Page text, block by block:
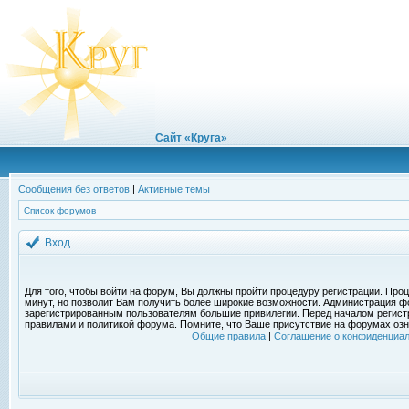
Сайт «Круга»
Сообщения без ответов | Активные темы
Список форумов
Вход
Для того, чтобы войти на форум, Вы должны пройти процедуру регистрации.
минут, но позволит Вам получить более широкие возможности. Администрация
зарегистрированным пользователям большие привилегии. Перед началом
правилами и политикой форума. Помните, что Ваше присутствие на форумах
Общие правила| Соглашение о